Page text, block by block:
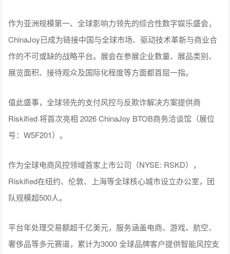
作为亚洲规模第一、全球影响力领先的综合性数字娱乐盛会，
ChinaJoy已成为链接中国与全球市场、驱动技术革新与商业合
作的不可或缺的战略平台。展会在参展企业数量、展品类别、
展览面积、接待观众及国际化程度等方面都首屈一指。
值此盛事，全球领先的支付风控与反欺诈解决方案提供商
Riskified 将首次亮相 2026 ChinaJoy BTOB商务洽谈馆（展位
号：W5F201）。
作为全球电商风控领域首家上市公司（NYSE: RSKD），
Riskified在纽约、伦敦、上海等全球核心城市设立办公室，团
队规模超500人。
平台年处理交易额超千亿美元，服务涵盖电商、游戏、航空、
奢侈品等多元赛道，累计为3000 全球品牌客户提供智能风控支